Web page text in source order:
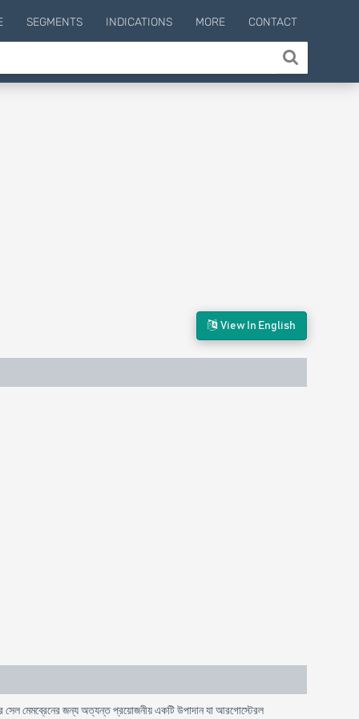
SEGMENTS INDICATIONS MORE CONTACT
View In English
মেমব্রেনের জন্য অত্যন্ত প্রয়োজনীয় একটি উপাদান যা আরগোস্টেরল